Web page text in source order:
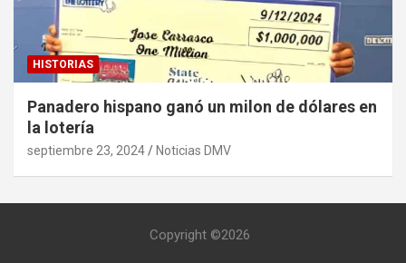
HISTORIAS
Panadero hispano ganó un milon de dólares en
la lotería
septiembre 23, 2024 Noticias DMV
Copyright ©2026